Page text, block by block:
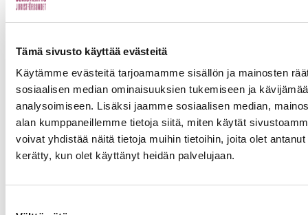
Tämä sivusto käyttää evästeitä
Käytämme evästeitä tarjoamamme sisällön ja mainosten
sosiaalisen median ominaisuuksien tukemiseen ja
analysoimiseen. Lisäksi jaamme sosiaalisen median,
alan kumppaneillemme tietoja siitä, miten käytät
voivat yhdistää näitä tietoja muihin tietoihin, joita olet
kerätty, kun olet käyttänyt heidän palvelujaan.
kustannuksella
Uutiset 15.6.2026
Työ- ja virkasuhdeneuvonta palvelee läpi kesän
Juristiliitto